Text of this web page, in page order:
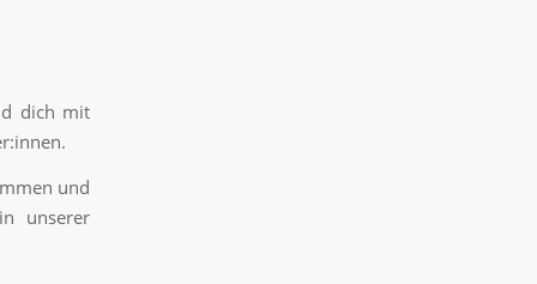
dich mit
und
unserer